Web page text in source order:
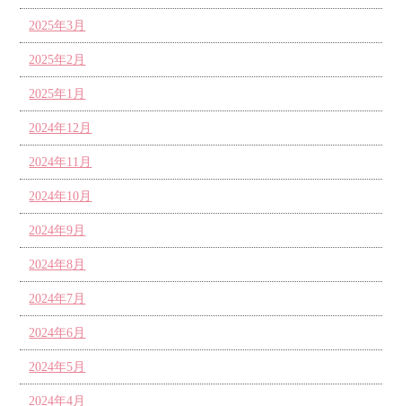
2025年3月
2025年2月
2025年1月
2024年12月
2024年11月
2024年10月
2024年9月
2024年8月
2024年7月
2024年6月
2024年5月
2024年4月